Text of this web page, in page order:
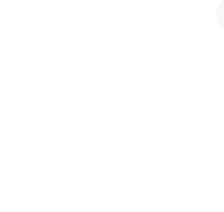
Place Albert Ier,